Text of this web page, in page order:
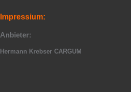
Impressium:
Anbieter:
Hermann Krebser CARGUM